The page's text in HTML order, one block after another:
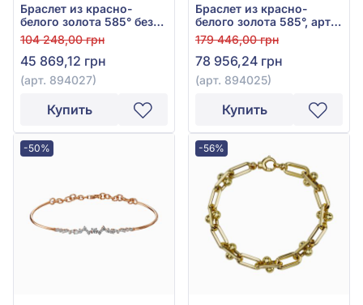
Браслет из красно-
белого золота 585° без
вставки, арт. 894027
104 248,00 грн
45 869,12 грн
(арт. 894027)
Купить
Браслет из красно-
белого золота 585°, арт.
894025
179 446,00 грн
78 956,24 грн
(арт. 894025)
Купить
-50% -56%